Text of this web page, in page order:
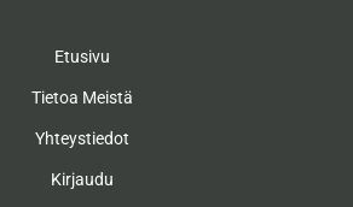
Etusivu
Tietoa Meistä
Yhteystiedot
Kirjaudu